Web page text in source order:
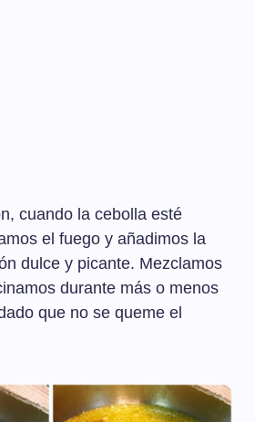
cuando la cebolla esté
el fuego y añadimos la
dulce y picante. Mezclamos
durante más o menos
que no se queme el